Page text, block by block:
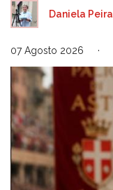
Daniela Peira
07 Agosto 2026